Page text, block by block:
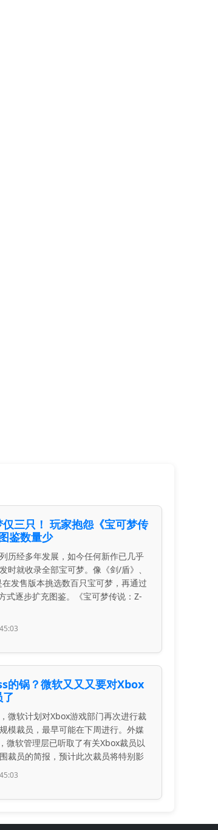
三只！ 玩家抱怨《宝可梦传
鉴数量少
历经多年发展，如今任何新作已几乎
时就收录全部宝可梦。像《剑/盾》、
在发售版本挑选数百只宝可梦，再通过
式逐步扩充图鉴。《宝可梦传说：Z-
的锅？微软又又又要对Xbox
微软计划对Xbox游戏部门再次进行裁
模裁员，最早可能在下周进行。外媒
微软管理层已听取了有关Xbox裁员以
裁员的简报，预计此次裁员将特别影